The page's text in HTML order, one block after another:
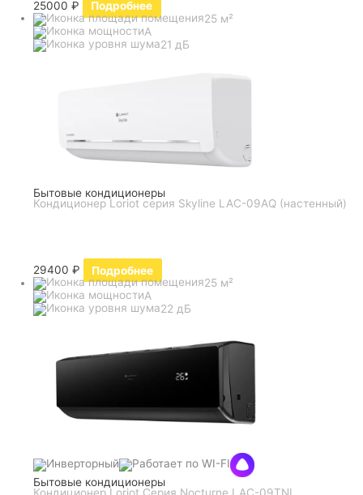
25000₽
Подробнее
25 м²
A
21 дБ
Бытовые кондиционеры
Кондиционер Loriot серия Skyline LAC-09AQ (настенный)
29400₽
Подробнее
25 м²
A
22 дБ
Бытовые кондиционеры